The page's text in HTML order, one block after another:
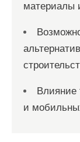
материалы
Влияние
и